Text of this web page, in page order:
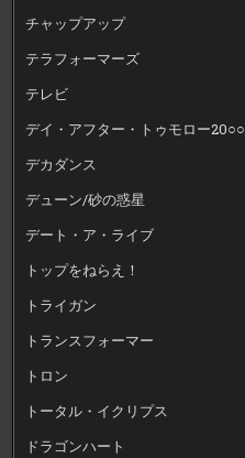
チャップアップ
テラフォーマーズ
テレビ
デイ・アフター・トゥモロー20○○
デカダンス
デューン/砂の惑星
デート・ア・ライブ
トップをねらえ！
トライガン
トランスフォーマー
トロン
トータル・イクリプス
ドラゴンハート